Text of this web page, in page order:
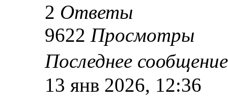
2 Ответы
9622 Просмотры
Последнее
13 янв 2026, 12:36